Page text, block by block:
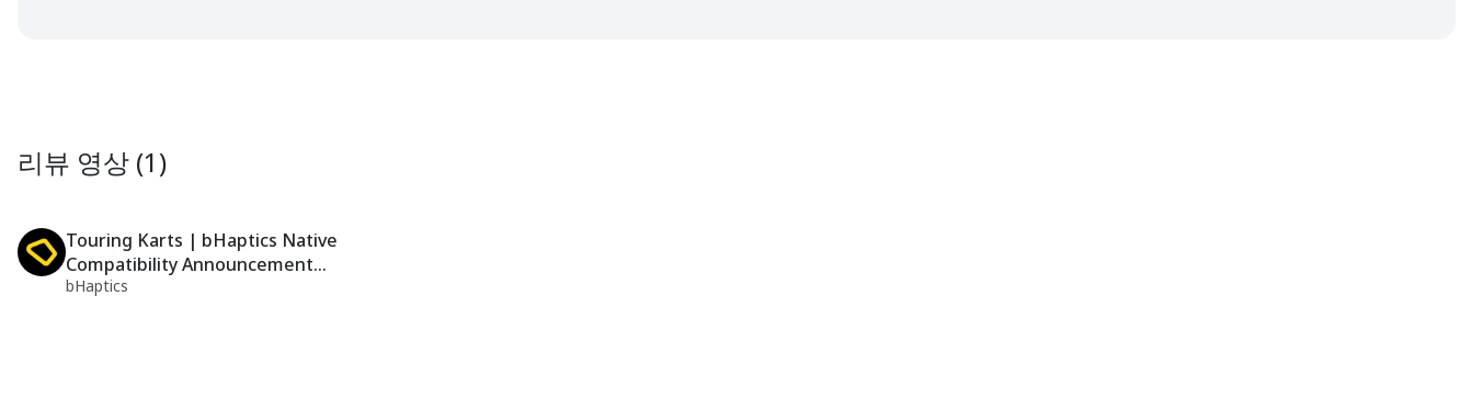
리뷰 영상 (1)
Touring Karts | bHaptics Native
Compatibility Announcement
Trailer
bHaptics